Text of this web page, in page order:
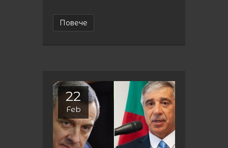
Повече
22
Feb